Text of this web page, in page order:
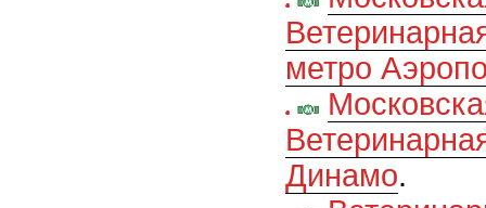
метро
Динамо.